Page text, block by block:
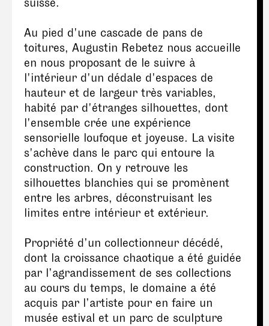
suisse.
Au pied d'une cascade de pans de
toitures, Augustin Rebetez nous accueille
en nous proposant de le suivre à
l'intérieur d'un dédale d'espaces de
hauteur et de largeur très variables,
habité par d'étranges silhouettes, dont
l'ensemble crée une expérience
sensorielle loufoque et joyeuse. La visite
s'achève dans le parc qui entoure la
construction. On y retrouve les
silhouettes blanchies qui se promènent
entre les arbres, déconstruisant les
limites entre intérieur et extérieur.
Propriété d’un collectionneur décédé,
dont la croissance chaotique a été guidée
par l’agrandissement de ses collections
au cours du temps, le domaine a été
acquis par l’artiste pour en faire un
musée estival et un parc de sculpture